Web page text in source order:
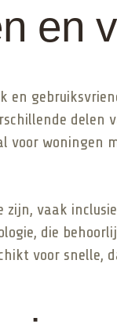
en
en
delen
woningen
vaak
die
voor snelle,